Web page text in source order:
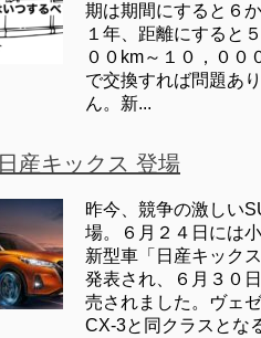
期は期間にすると６
１年、距離にすると
００km～１０，００
で交換すれば問題あ
ん。新...
日産キックス 登場
昨今、競争の激しい
場。６月２４日には
新型車「日産キック
発表され、６月３０
売されました。ヴェ
CX-3と同クラスとな